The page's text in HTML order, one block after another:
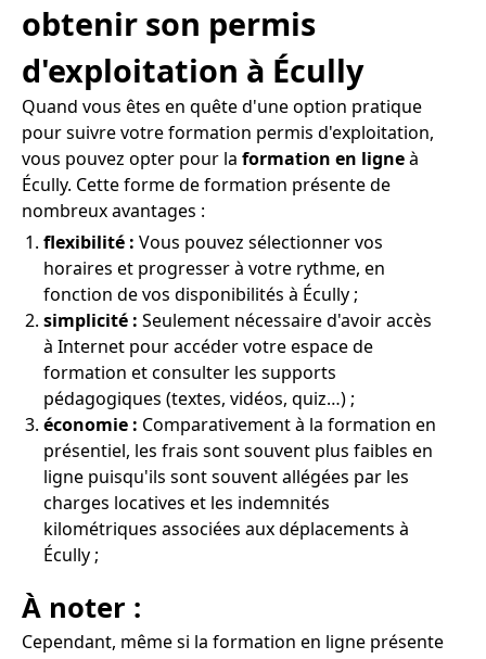
obtenir son permis
d'exploitation à Écully
Quand vous êtes en quête d'une option pratique
pour suivre votre formation permis d'exploitation,
vous pouvez opter pour la formation en ligneà
Écully. Cette forme de formation présente de
nombreux avantages :
flexibilité : Vous pouvez sélectionner vos
horaires et progresser à votre rythme, en
fonction de vos disponibilités à Écully ;
simplicité : Seulement nécessaire d'avoir accès
à Internet pour accéder votre espace de
formation et consulter les supports
pédagogiques (textes, vidéos, quiz…) ;
économie : Comparativement à la formation en
présentiel, les frais sont souvent plus faibles en
ligne puisqu'ils sont souvent allégées par les
charges locatives et les indemnités
kilométriques associées aux déplacements à
Écully ;
À noter :
Cependant, même si la formation en ligne présente